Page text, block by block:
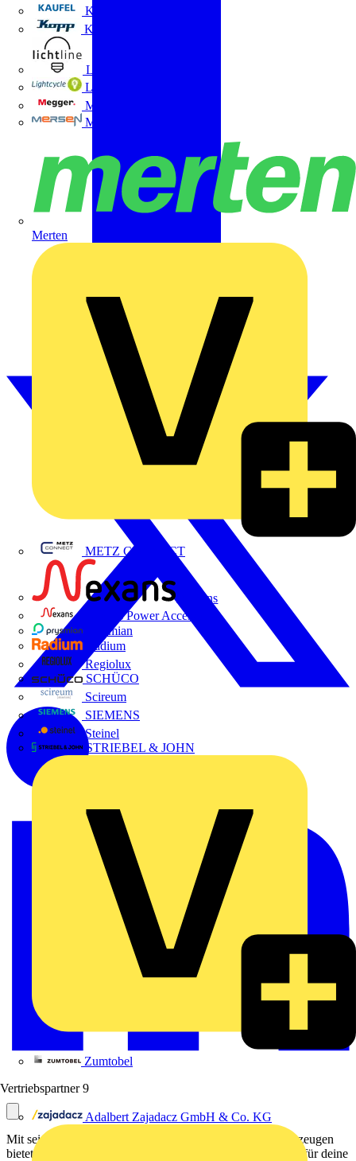
Kaufel
Kopp
Lichtline
LIGHTCYCLE
Megger
Mersen
Merten
METZ CONNECT
Nexans
Nexans Power Accessories
Prysmian
Radium
Regiolux
SCHÜCO
Scireum
SIEMENS
Steinel
STRIEBEL & JOHN
Zumtobel
Vertriebspartner 9
Adalbert Zajadacz GmbH & Co. KG
Mit seiner neu konfigurierten Auswahl an Elektriker-Werkzeugen
bietet das Werkzeugkoffer Set XXL 4 noch mehr Freiraum für deine